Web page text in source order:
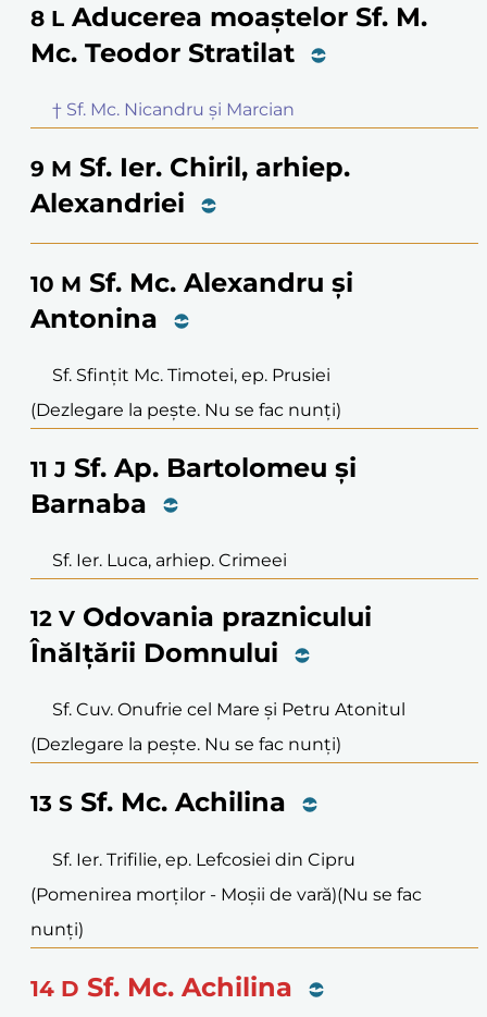
8 L Aducerea moaștelor Sf. M.
Mc. Teodor Stratilat
† Sf. Mc. Nicandru și Marcian
9 M Sf. Ier. Chiril, arhiep.
Alexandriei
10 M Sf. Mc. Alexandru și
Antonina
Sf. Sfințit Mc. Timotei, ep. Prusiei
(Dezlegare la pește. Nu se fac nunți)
11 J Sf. Ap. Bartolomeu și
Barnaba
Sf. Ier. Luca, arhiep. Crimeei
12 V Odovania praznicului
Înălțării Domnului
Sf. Cuv. Onufrie cel Mare și Petru Atonitul
(Dezlegare la pește. Nu se fac nunți)
13 S Sf. Mc. Achilina
Sf. Ier. Trifilie, ep. Lefcosiei din Cipru
(Pomenirea morților - Moșii de vară)(Nu se fac
nunți)
14 D Sf. Mc. Achilina